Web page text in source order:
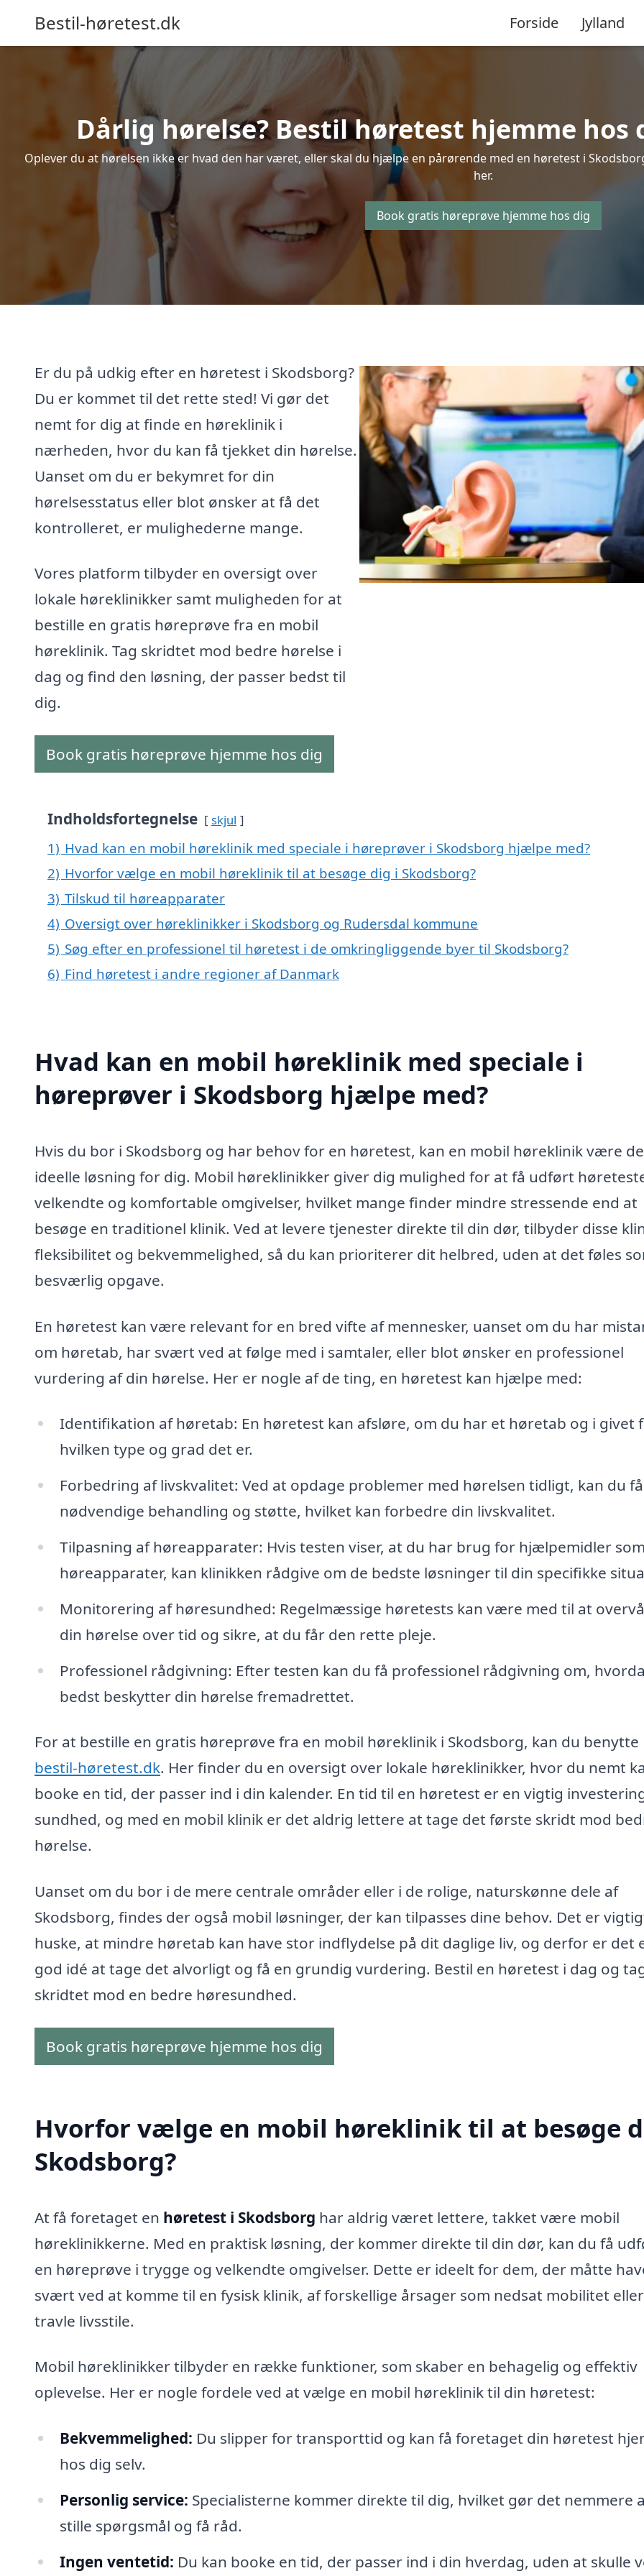
Bestil-høretest.dk Forside Jylland
Dårlig hørelse? Bestil høretest hjemme hos
Oplever du at hørelsen ikke er hvad den har været, eller skal du hjælpe en pårørende med en høretest i
her.
Book gratis høreprøve hjemme hos dig
Er du på udkig efter en høretest i Skodsborg?
Du er kommet til det rette sted! Vi gør det
nemt for dig at finde en høreklinik i
nærheden, hvor du kan få tjekket din hørelse.
Uanset om du er bekymret for din
hørelsesstatus eller blot ønsker at få det
kontrolleret, er mulighederne mange.
Vores platform tilbyder en oversigt over
lokale høreklinikker samt muligheden for at
bestille en gratis høreprøve fra en mobil
høreklinik. Tag skridtet mod bedre hørelse i
dag og find den løsning, der passer bedst til
dig.
Book gratis høreprøve hjemme hos dig
Indholdsfortegnelse skjul
1) Hvad kan en mobil høreklinik med speciale i høreprøver i Skodsborg hjælpe med?
2) Hvorfor vælge en mobil høreklinik til at besøge dig i Skodsborg?
3) Tilskud til høreapparater
4) Oversigt over høreklinikker i Skodsborg og Rudersdal kommune
5) Søg efter en professionel til høretest i de omkringliggende byer til Skodsborg?
6) Find høretest i andre regioner af Danmark
Hvad kan en mobil høreklinik med speciale i
høreprøver i Skodsborg hjælpe med?
Hvis du bor i Skodsborg og har behov for en høretest, kan en mobil høreklinik være
ideelle løsning for dig. Mobil høreklinikker giver dig mulighed for at få udført
velkendte og komfortable omgivelser, hvilket mange finder mindre stressende end at
besøge en traditionel klinik. Ved at levere tjenester direkte til din dør, tilbyder disse
fleksibilitet og bekvemmelighed, så du kan prioriterer dit helbred, uden at det føles
besværlig opgave.
En høretest kan være relevant for en bred vifte af mennesker, uanset om du har
om høretab, har svært ved at følge med i samtaler, eller blot ønsker en professionel
vurdering af din hørelse. Her er nogle af de ting, en høretest kan hjælpe med:
Identifikation af høretab: En høretest kan afsløre, om du har et høretab og i givet
hvilken type og grad det er.
Forbedring af livskvalitet: Ved at opdage problemer med hørelsen tidligt, kan du
nødvendige behandling og støtte, hvilket kan forbedre din livskvalitet.
Tilpasning af høreapparater: Hvis testen viser, at du har brug for hjælpemidler som
høreapparater, kan klinikken rådgive om de bedste løsninger til din specifikke
Monitorering af høresundhed: Regelmæssige høretests kan være med til at
din hørelse over tid og sikre, at du får den rette pleje.
Professionel rådgivning: Efter testen kan du få professionel rådgivning om,
bedst beskytter din hørelse fremadrettet.
For at bestille en gratis høreprøve fra en mobil høreklinik i Skodsborg, kan du benytte
bestil-høretest.dk. Her finder du en oversigt over lokale høreklinikker, hvor du nemt
booke en tid, der passer ind i din kalender. En tid til en høretest er en vigtig
sundhed, og med en mobil klinik er det aldrig lettere at tage det første skridt mod
hørelse.
Uanset om du bor i de mere centrale områder eller i de rolige, naturskønne dele af
Skodsborg, findes der også mobil løsninger, der kan tilpasses dine behov. Det er
huske, at mindre høretab kan have stor indflydelse på dit daglige liv, og derfor er det
god idé at tage det alvorligt og få en grundig vurdering. Bestil en høretest i dag og
skridtet mod en bedre høresundhed.
Book gratis høreprøve hjemme hos dig
Hvorfor vælge en mobil høreklinik til at besøge
Skodsborg?
At få foretaget en høretest i Skodsborg har aldrig været lettere, takket være mobil
høreklinikkerne. Med en praktisk løsning, der kommer direkte til din dør, kan du få
en høreprøve i trygge og velkendte omgivelser. Dette er ideelt for dem, der måtte
svært ved at komme til en fysisk klinik, af forskellige årsager som nedsat mobilitet eller
travle livsstile.
Mobil høreklinikker tilbyder en række funktioner, som skaber en behagelig og effektiv
oplevelse. Her er nogle fordele ved at vælge en mobil høreklinik til din høretest:
Bekvemmelighed: Du slipper for transporttid og kan få foretaget din høretest
hos dig selv.
Personlig service: Specialisterne kommer direkte til dig, hvilket gør det nemmere
stille spørgsmål og få råd.
Ingen ventetid: Du kan booke en tid, der passer ind i din hverdag, uden at skulle